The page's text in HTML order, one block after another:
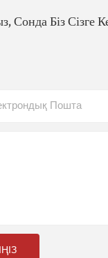
Біз
Пошта